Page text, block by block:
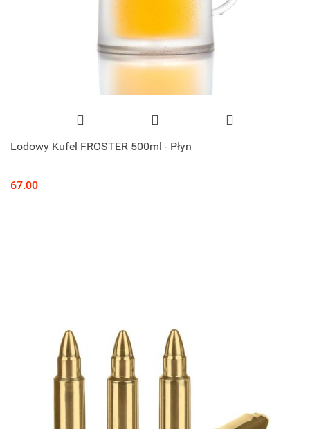
Lodowy Kufel FROSTER 500ml - Płyn
67.00